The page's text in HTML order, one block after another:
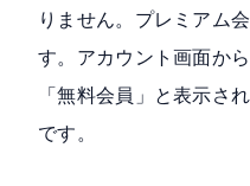
りません。プレミアム
す。アカウント画面か
「無料会員」と表示さ
です。